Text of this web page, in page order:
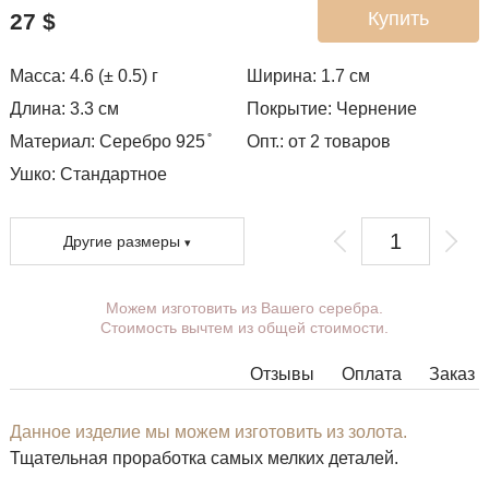
Купить
27 $
Масса: 4.6 (± 0.5) г Ширина: 1.7см
Длина: 3.3 см
Покрытие: Чернение
Материал: Серебро 925 ̊
Опт.: от 2 товаров
Ушко: Стандартное
Другие размеры
Вы можете выбрать покрытие, ушко.
Дополнительные пожелания можете указать в
В некоторых моделях подвесок нет возможности
случае наши менеджеры свяжутся с Вами.
Любую подвеску можно дополнить ушком нужного
Можем изготовить из Вашего серебра.
Стоимость вычтем из общей стоимости.
Отзывы Заказ
Оплата
Данное изделие мы можем изготовить из золота.
Тщательная проработка самых мелких деталей.